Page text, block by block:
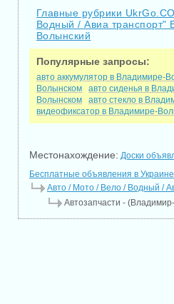
Главные рубрики
Водный / Авиа транспорт"
Волынский
Популярные запросы:
авто аккумулятор в Владимире-
Волынском
авто сиденья в
Волынском
авто стекло в
видеофиксатор в Владимире-
Местонахождение: Доски
Бесплатные объявления в Украине
Авто / Мото / Вело / Водный /
Автозапчасти -